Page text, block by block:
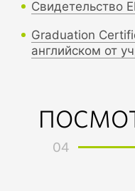
Свидетельство
Graduation
английском от
04